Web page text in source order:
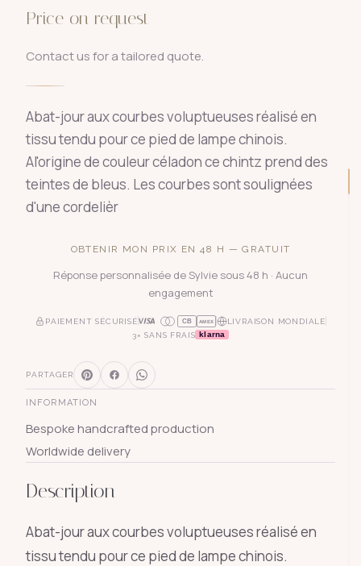
Price on request
Contact us for a tailored quote.
Abat-jour aux courbes voluptueuses réalisé en
tissu tendu pour ce pied de lampe chinois.
Al'origine de couleur céladon ce chintz prend des
teintes de bleus. Les courbes sont soulignées
d'une cordelièr
OBTENIR MON PRIX EN 48 H — GRATUIT
Réponse personnalisée de Sylvie sous 48 h · Aucun
engagement
PAIEMENT SÉCURISÉ CB AMEX
LIVRAISON MONDIALE
3× SANS FRAIS klarna
PARTAGER
INFORMATION
Bespoke handcrafted production
Worldwide delivery
Description
Abat-jour aux courbes voluptueuses réalisé en
tissu tendu pour ce pied de lampe chinois.